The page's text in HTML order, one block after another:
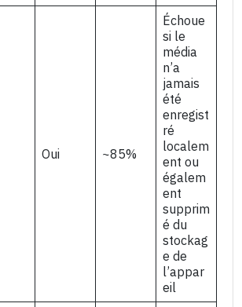
Oui ~85%
Échoue
si le
média
n’a
jamais
été
enregist
ré
localem
ent ou
égalem
ent
supprim
é du
stockag
e de
l’appar
eil